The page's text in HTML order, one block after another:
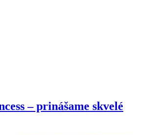
– prinášame skvelé